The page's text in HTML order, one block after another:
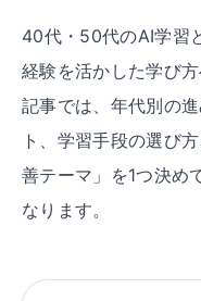
40代・50代のAI学習
経験を活かした学び
記事では、年代別の
ト、学習手段の選び
善テーマ」を1つ決め
なります。